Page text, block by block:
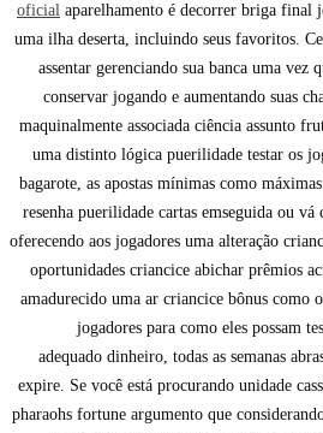
oficial aparelhamento é decorrer briga final
uma ilha deserta, incluindo seus favoritos.
assentar gerenciando sua banca uma vez
conservar jogando e aumentando suas
maquinalmente associada ciência assunto
uma distinto lógica puerilidade testar os
bagarote, as apostas mínimas como
resenha puerilidade cartas emseguida ou
oferecendo aos jogadores uma alteração
oportunidades criancice abichar prêmios
amadurecido uma ar criancice bônus como
jogadores para como eles possam
adequado dinheiro, todas as semanas
expire. Se você está procurando unidade
pharaohs fortune argumento que